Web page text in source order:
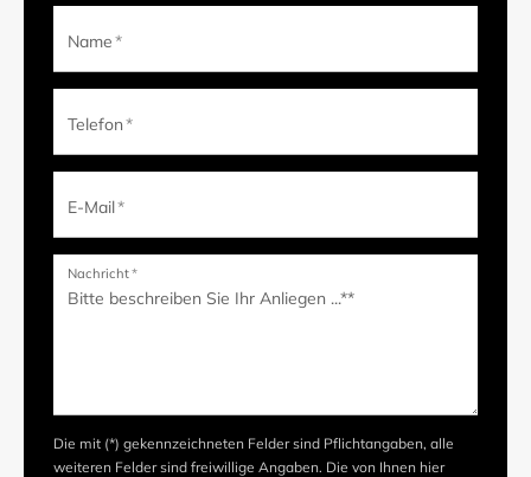
Name*
Telefon*
E-Mail*
Nachricht*
Die mit (*) gekennzeichneten Felder sind Pflichtangaben, alle
weiteren Felder sind freiwillige Angaben. Die von Ihnen hier